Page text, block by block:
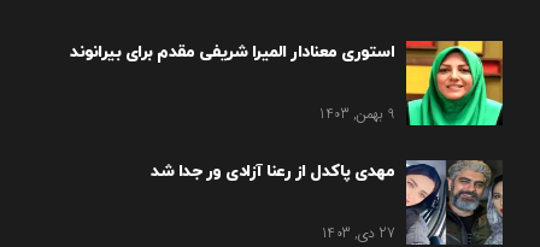
استوری معنادار المیرا شریفی مقدم برای بیرانوند
9 بهمن, 1403
مهدی پاکدل از رعنا آزادی ور جدا شد
27 دی, 1403